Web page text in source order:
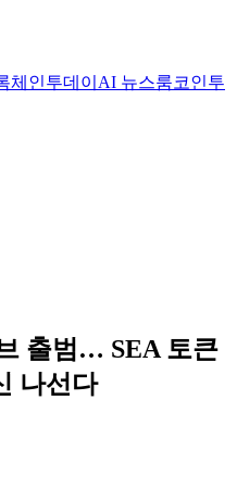
체인투데이 AI 뉴스룸코인투
출범… SEA 토큰
나선다